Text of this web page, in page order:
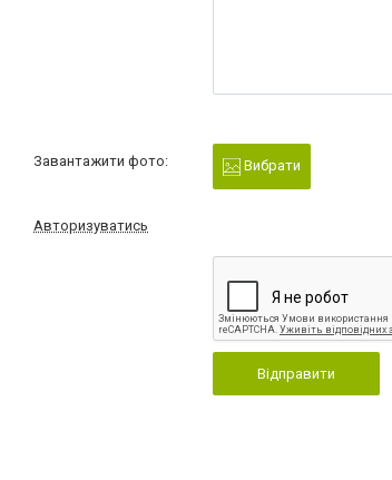
Завантажити фото: Вибрати
Авторизуватись
Відправити